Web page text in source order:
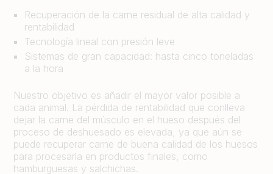
Recuperación de la carne residual de alta calidad y
rentabilidad
Tecnología lineal con presión leve
Sistemas de gran capacidad: hasta cinco toneladas
a la hora
Nuestro objetivo es añadir el mayor valor posible a
cada animal. La pérdida de rentabilidad que conlleva
dejar la carne del músculo en el hueso después del
proceso de deshuesado es elevada, ya que aún se
puede recuperar carne de buena calidad de los huesos
para procesarla en productos finales, como
hamburguesas y salchichas.